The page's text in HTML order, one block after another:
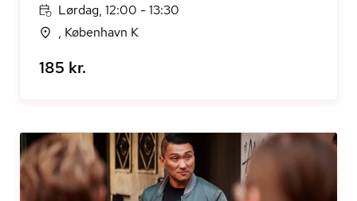
Lørdag, 12:00 - 13:30
, København K
185 kr.